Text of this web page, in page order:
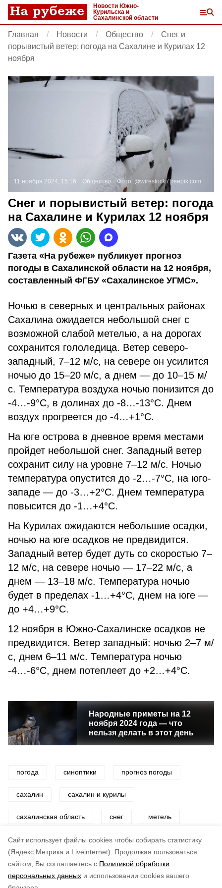
Cайт использует файлы cookies чтобы собирать статистику
(Яндекс.Метрика и Liveinternet).
Продолжая пользоваться
сайтом, Вы соглашаетесь с Политикой обработки
персональных данных и использовании cookies вашего
Новости Южно-
Курильска и
Сахалинской области
Главная Новости Общество
Снег и
порывистый ветер: погода на Сахалине и Курилах 12
ноября
11 ноября 2024, 15:16 Общество Фото: @wirestock /freepik.com
Снег и порывистый ветер: погода
на Сахалине и Курилах 12 ноября
Газета «На рубеже» публикует прогноз
погоды в Сахалинской области на 12 ноября,
составленный ФГБУ «Сахалинское УГМС».
Ночью в северных и центральных районах
Сахалина ожидается небольшой снег с
возможной слабой метелью, а на дорогах
сохранится гололедица. Ветер северо-
западный, 7–12 м/с, на севере он усилится
ночью до 15–20 м/с, а днем — до 10–15 м/
с. Температура воздуха ночью понизится до
-4…-9°C, в долинах до -8…-13°C. Днем
воздух прогреется до -4…+1°C.
На юге острова в дневное время местами
пройдет небольшой снег. Западный ветер
сохранит силу на уровне 7–12 м/с. Ночью
температура опустится до -2…-7°C, на юго-
западе — до -3…+2°C. Днем температура
повысится до -1…+4°C.
На Курилах ожидаются небольшие осадки,
ночью на юге осадков не предвидится.
Западный ветер будет дуть со скоростью 7–
12 м/с, на севере ночью — 17–22 м/с, а
днем — 13–18 м/с. Температура ночью
будет в пределах -1…+4°C, днем на юге —
до +4…+9°C.
12 ноября в Южно-Сахалинске осадков не
предвидится. Ветер западный: ночью 2–7 м/
с, днем 6–11 м/с. Температура ночью
-4…-6°C, днем потеплеет до +2…+4°C.
Народные приметы на 12
ноября 2024 года — что
нельзя делать в этот день
погода синоптики прогноз погоды
сахалин сахалин и курилы
сахалинская область снег метель
гололед
по оценке